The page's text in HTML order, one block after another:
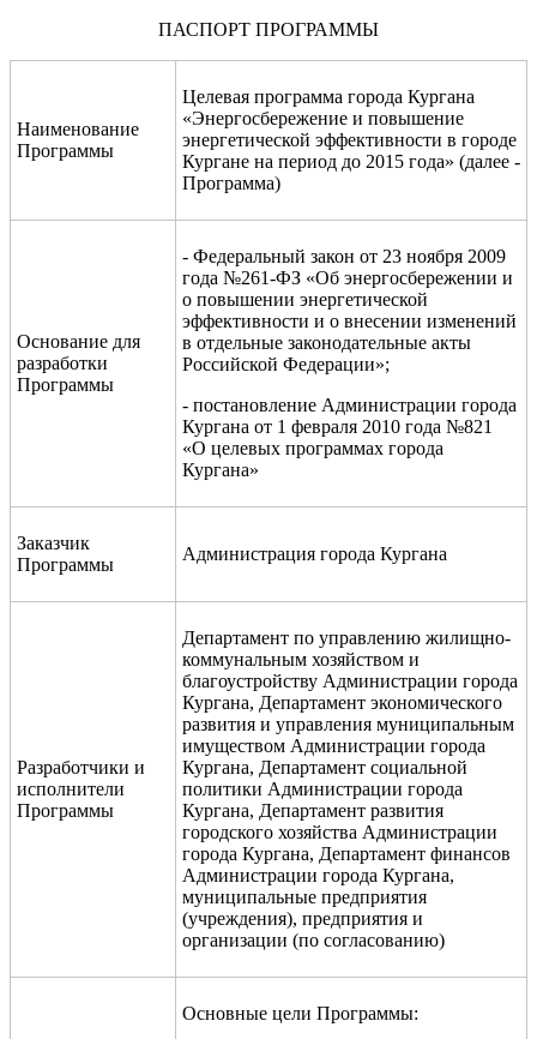
ПАСПОРТ ПРОГРАММЫ
Наименование
Программы
Целевая программа города Кургана
«Энергосбережение и повышение
энергетической эффективности в городе
Кургане на период до 2015 года» (далее -
Программа)
Основание для
разработки
Программы
- Федеральный закон от 23 ноября 2009
года №261-ФЗ «Об энергосбережении и
о повышении энергетической
эффективности и о внесении изменений
в отдельные законодательные акты
Российской Федерации»;
- постановление Администрации города
Кургана от 1 февраля 2010 года №821
«О целевых программах города
Кургана»
Заказчик
Программы
Администрация города Кургана
Разработчики и
исполнители
Программы
Департамент по управлению жилищно-
коммунальным хозяйством и
благоустройству Администрации города
Кургана, Департамент экономического
развития и управления муниципальным
имуществом Администрации города
Кургана, Департамент социальной
политики Администрации города
Кургана, Департамент развития
городского хозяйства Администрации
города Кургана, Департамент финансов
Администрации города Кургана,
муниципальные предприятия
(учреждения), предприятия и
организации (по согласованию)
Основные цели Программы: